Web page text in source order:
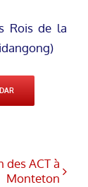
Rois de la
des ACT à
Monteton